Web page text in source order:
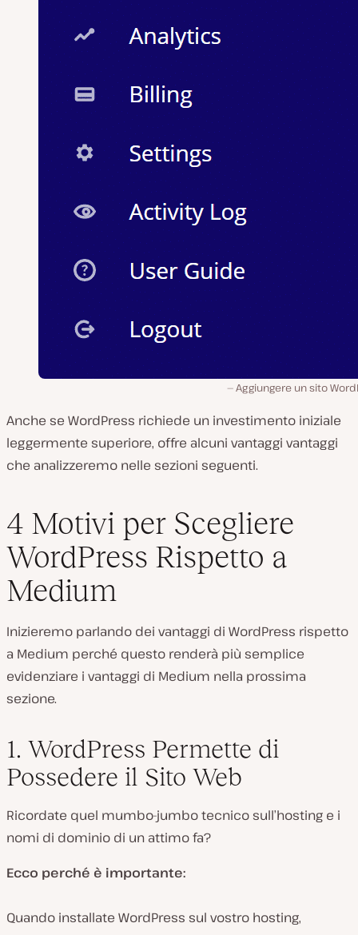
Aggiungere un sito
Anche se WordPress richiede un investimento iniziale
leggermente superiore, offre alcuni vantaggi vantaggi
che analizzeremo nelle sezioni seguenti.
4 Motivi per Scegliere
WordPress Rispetto a
Medium
Inizieremo parlando dei vantaggi di WordPress rispetto
a Medium perché questo renderà più semplice
evidenziare i vantaggi di Medium nella prossima
sezione.
1. WordPress Permette di
Possedere il Sito Web
Ricordate quel mumbo-jumbo tecnico sull’hosting e i
nomi di dominio di un attimo fa?
Ecco perché è importante:
Quando installate WordPress sul vostro hosting,